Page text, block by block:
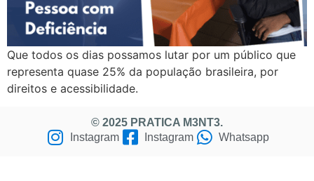
Que todos os dias possamos lutar por um público que
representa quase 25% da população brasileira, por
direitos e acessibilidade.
© 2025 PRATICA M3NT3.
Instagram
Instagram Whatsapp